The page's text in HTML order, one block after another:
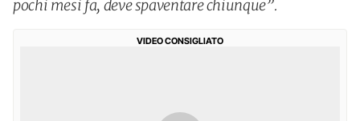
pochi mesi fa, deve spaventare chiunque”.
VIDEO CONSIGLIATO